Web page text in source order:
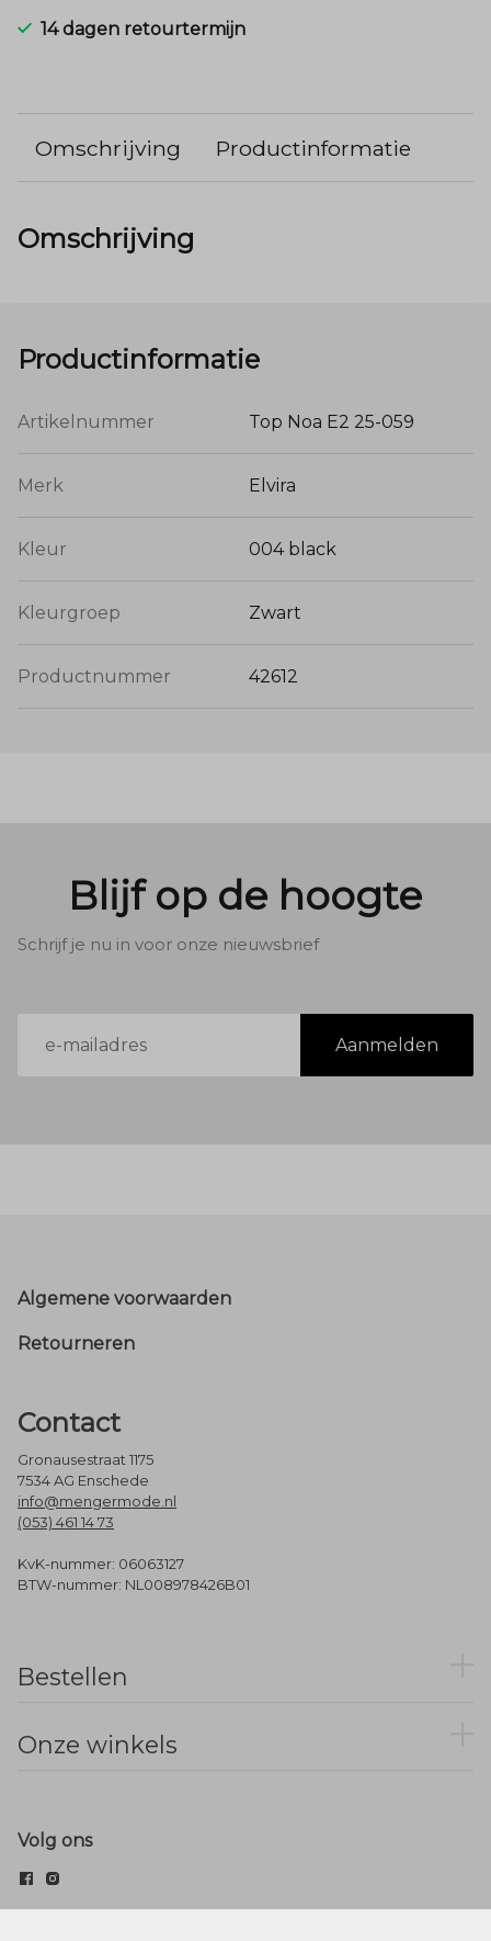
14 dagen retourtermijn
Omschrijving Productinformatie
Omschrijving
Productinformatie
Artikelnummer Top Noa E2 25-059
Merk Elvira
Kleur 004 black
Kleurgroep Zwart
Productnummer 42612
Blijf op de hoogte
Schrijf je nu in voor onze nieuwsbrief
mailadres
Aanmelden
Footer
Algemene voorwaarden
Retourneren
Contact
Gronausestraat 1175
7534 AG Enschede
info@mengermode.nl
(053) 461 14 73
KvK-nummer: 06063127
BTW-nummer: NL008978426B01
Bestellen
Onze winkels
Volg ons